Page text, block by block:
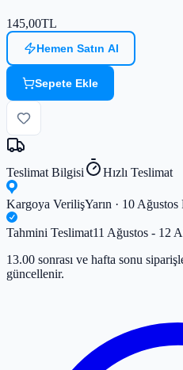
145,00TL
Hemen Satın Al
Sepete Ekle
Teslimat Bilgisi Hızlı Teslimat
Kargoya VerilişYarın · 10 Ağustos
Tahmini Teslimat11 Ağustos - 12
13.00 sonrası ve hafta sonu
güncellenir.